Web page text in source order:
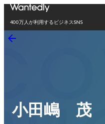
400万人が利用するビジネスSNS
小田嶋 茂